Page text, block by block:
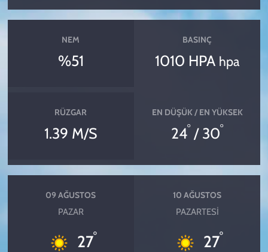
NEM
%51
BASINÇ
1010 HPA hpa
RÜZGAR
1.39 M/S
EN DÜŞÜK / EN YÜKSEK
24° / 30°
09 AĞUSTOS
PAZAR
27°
10 AĞUSTOS
PAZARTESI
27°